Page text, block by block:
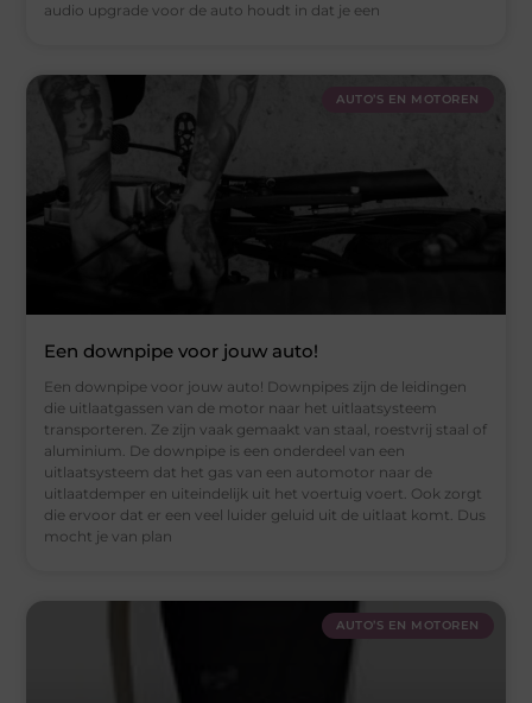
audio upgrade voor de auto houdt in dat je een
AUTO’S EN MOTOREN
Een downpipe voor jouw auto!
Een downpipe voor jouw auto! Downpipes zijn de leidingen
die uitlaatgassen van de motor naar het uitlaatsysteem
transporteren. Ze zijn vaak gemaakt van staal, roestvrij staal of
aluminium. De downpipe is een onderdeel van een
uitlaatsysteem dat het gas van een automotor naar de
uitlaatdemper en uiteindelijk uit het voertuig voert. Ook zorgt
die ervoor dat er een veel luider geluid uit de uitlaat komt. Dus
mocht je van plan
AUTO’S EN MOTOREN